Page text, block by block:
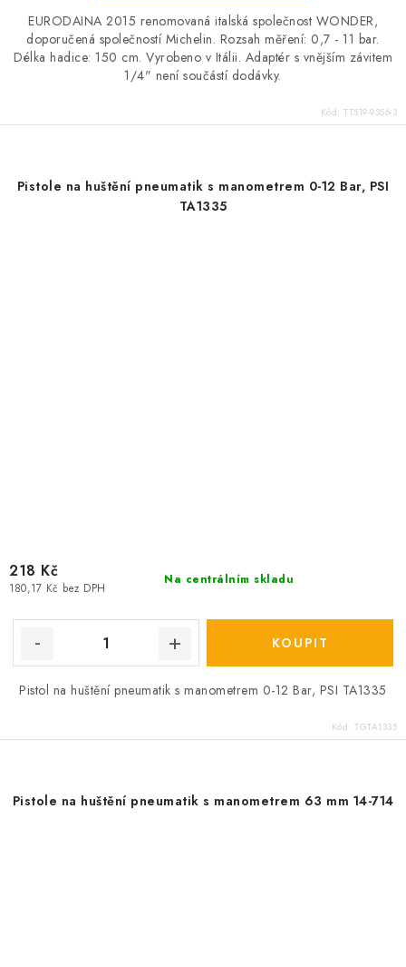
EURODAINA 2015 renomovaná italská společnost WONDER,
doporučená společností Michelin. Rozsah měření: 0,7 - 11 bar.
Délka hadice: 150 cm. Vyrobeno v Itálii. Adaptér s vnějším závitem
1/4" není součástí dodávky.
Kód: TT519-9356-3
Pistole na huštění pneumatik s manometrem 0-12 Bar, PSI
TA1335
Na centrálním skladu
180,17 Kč bez DPH
218 Kč
Pistol na huštění pneumatik s manometrem 0-12 Bar, PSI TA1335
Kód: TGTA1335
Pistole na huštění pneumatik s manometrem 63 mm 14-714